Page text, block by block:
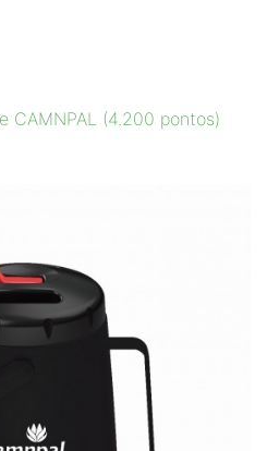
CAMNPAL (4.200 pontos)